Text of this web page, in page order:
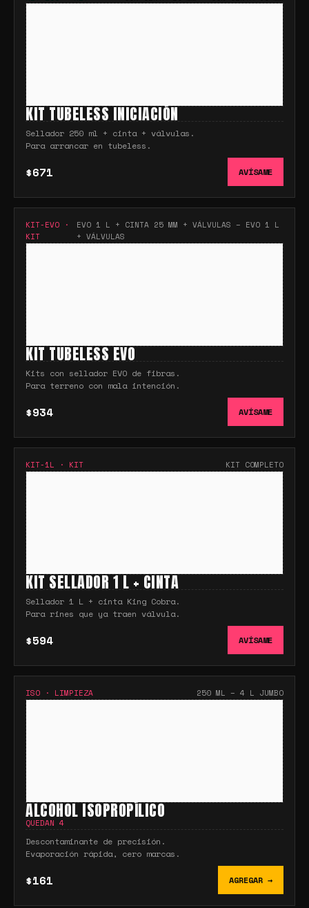
KIT TUBELESS INICIACIÓN
Sellador 250 ml + cinta + válvulas.
Para arrancar en tubeless.
$671 AVÍSAME
KIT-EVO ·
KIT
EVO 1 L + CINTA 25 MM + VÁLVULAS – EVO 1 L
+ VÁLVULAS
KIT TUBELESS EVO
Kits con sellador EVO de fibras.
Para terreno con mala intención.
$934 AVÍSAME
KIT-1L · KIT KIT COMPLETO
KIT SELLADOR 1 L + CINTA
Sellador 1 L + cinta King Cobra.
Para rines que ya traen válvula.
$594 AVÍSAME
ISO · LIMPIEZA 250 ML – 4 L JUMBO
ALCOHOL ISOPROPÍLICO
QUEDAN 4
Descontaminante de precisión.
Evaporación rápida, cero marcas.
$161 AGREGAR →